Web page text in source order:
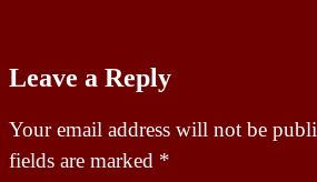
Leave a Reply
Your email address will not be
fields are marked *